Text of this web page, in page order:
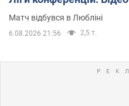
Матч відбувся в Любліні
6.08.2026 21:56 2,5 т.